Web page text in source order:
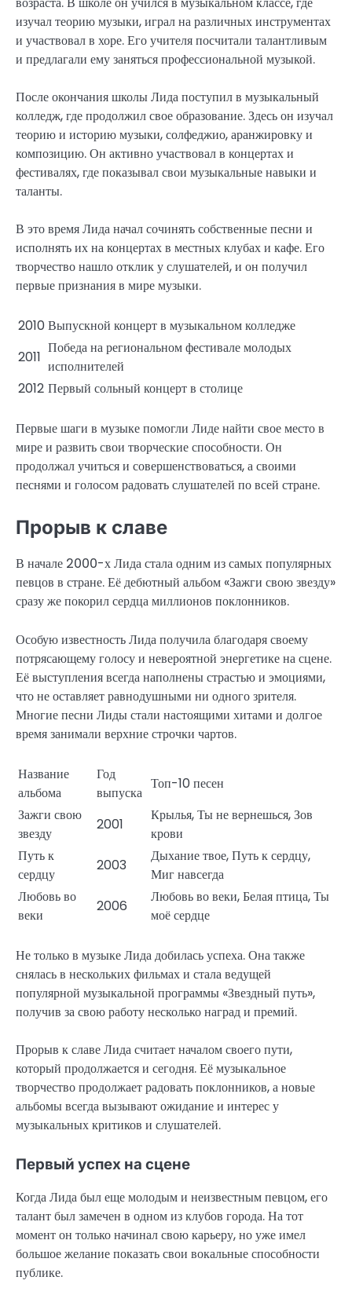
изучал теорию музыки, играл на различных инструментах
и участвовал в хоре. Его учителя посчитали талантливым
и предлагали ему заняться профессиональной музыкой.
После окончания школы Лида поступил в музыкальный
колледж, где продолжил свое образование. Здесь он изучал
теорию и историю музыки, солфеджио, аранжировку и
композицию. Он активно участвовал в концертах и
фестивалях, где показывал свои музыкальные навыки и
таланты.
В это время Лида начал сочинять собственные песни и
исполнять их на концертах в местных клубах и кафе. Его
творчество нашло отклик у слушателей, и он получил
первые признания в мире музыки.
2010Выпускной концерт в музыкальном колледже
2011
Победа на региональном фестивале молодых
исполнителей
2012 Первый сольный концерт в столице
Первые шаги в музыке помогли Лиде найти свое место в
мире и развить свои творческие способности. Он
продолжал учиться и совершенствоваться, а своими
песнями и голосом радовать слушателей по всей стране.
Прорыв к славе
В начале 2000-х Лида стала одним из самых популярных
певцов в стране. Её дебютный альбом «Зажги свою звезду»
сразу же покорил сердца миллионов поклонников.
Особую известность Лида получила благодаря своему
потрясающему голосу и невероятной энергетике на сцене.
Её выступления всегда наполнены страстью и эмоциями,
что не оставляет равнодушными ни одного зрителя.
Многие песни Лиды стали настоящими хитами и долгое
время занимали верхние строчки чартов.
Название
альбома
Год
выпуска
Топ-10 песен
Зажги свою
звезду
2001
Крылья, Ты не вернешься, Зов
крови
Путь к
сердцу
2003
Дыхание твое, Путь к сердцу,
Миг навсегда
Любовь во
веки
2006
Любовь во веки, Белая птица, Ты
моё сердце
Не только в музыке Лида добилась успеха. Она также
снялась в нескольких фильмах и стала ведущей
популярной музыкальной программы «Звездный путь»,
получив за свою работу несколько наград и премий.
Прорыв к славе Лида считает началом своего пути,
который продолжается и сегодня. Её музыкальное
творчество продолжает радовать поклонников, а новые
альбомы всегда вызывают ожидание и интерес у
музыкальных критиков и слушателей.
Первый успех на сцене
Когда Лида был еще молодым и неизвестным певцом, его
талант был замечен в одном из клубов города. На тот
момент он только начинал свою карьеру, но уже имел
большое желание показать свои вокальные способности
публике.